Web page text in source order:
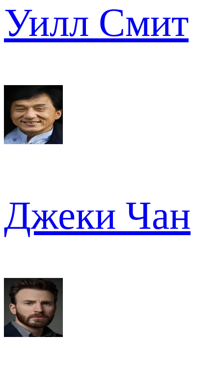
Уилл Смит
Джеки Чан